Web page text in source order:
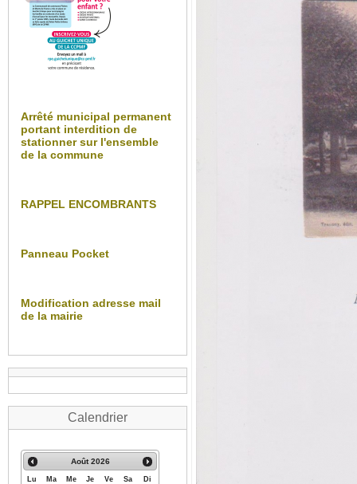
Arrêté municipal permanent
portant interdition de
stationner sur l'ensemble
de la commune
RAPPEL ENCOMBRANTS
Panneau Pocket
Modification adresse mail
de la mairie
Calendrier
Août 2026
Lu Ma Me Je Ve Sa
Di